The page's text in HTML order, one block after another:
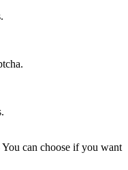
can choose if you want